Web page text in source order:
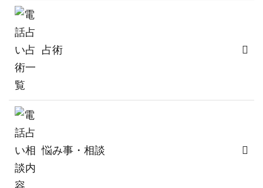
占術
悩み事・相談